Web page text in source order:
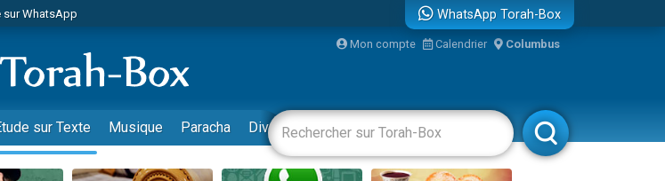
sur WhatsApp
pour Événements Torah-Box
pour Tsédaka : pauvres d'Israel
WhatsApp
bénédiction
pour Diane, 80 ans, dans un appartement insalubre
WhatsApp Torah-Box
Mon compte Calendrier Columbus
sur Texte Musique Paracha Divertissements Livres Rabbanim